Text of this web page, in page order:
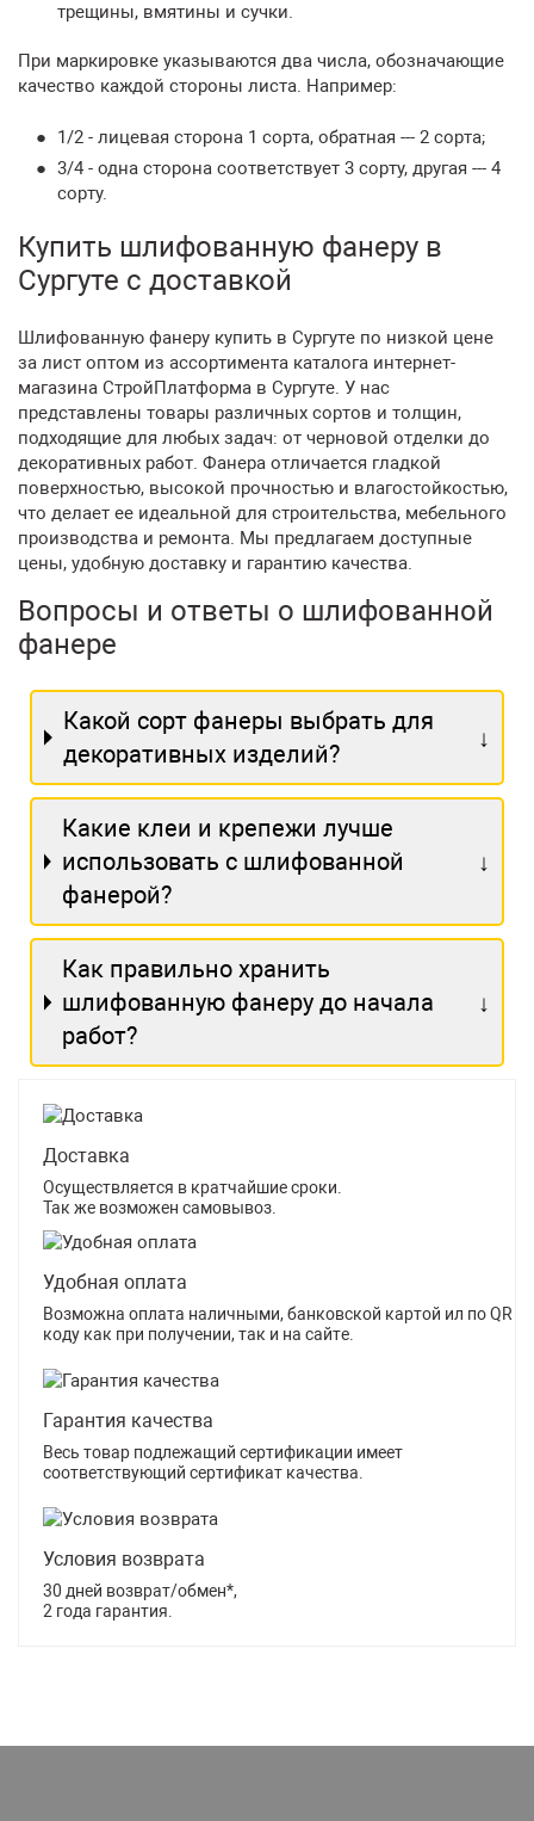
трещины, вмятины и сучки.
При маркировке указываются два числа, обозначающие
качество каждой стороны листа. Например:
1/2 - лицевая сторона 1 сорта, обратная --- 2 сорта;
3/4 - одна сторона соответствует 3 сорту, другая --- 4
сорту.
Купить шлифованную фанеру в
Сургуте с доставкой
Шлифованную фанеру купить в Сургуте по низкой цене
за лист оптом из ассортимента каталога интернет-
магазина СтройПлатформа в Сургуте. У нас
представлены товары различных сортов и толщин,
подходящие для любых задач: от черновой отделки до
декоративных работ. Фанера отличается гладкой
поверхностью, высокой прочностью и влагостойкостью,
что делает ее идеальной для строительства, мебельного
производства и ремонта. Мы предлагаем доступные
цены, удобную доставку и гарантию качества.
Вопросы и ответы о шлифованной
фанере
Какой сорт фанеры выбрать для
декоративных изделий?
Какие клеи и крепежи лучше
использовать с шлифованной
фанерой?
Как правильно хранить
шлифованную фанеру до начала
работ?
Доставка
Осуществляется в кратчайшие сроки.
Так же возможен самовывоз.
Удобная оплата
Возможна оплата наличными, банковской картой ил по QR
коду как при получении, так и на сайте.
Гарантия качества
Весь товар подлежащий сертификации имеет
соответствующий сертификат качества.
Условия возврата
30 дней возврат/обмен*,
2 года гарантия.